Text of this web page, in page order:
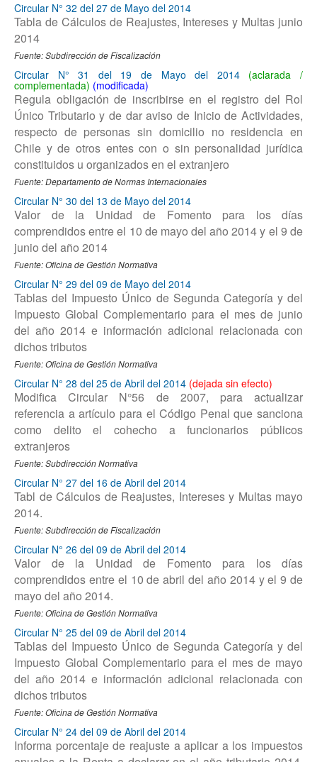
Circular N° 32 del 27 de Mayo del 2014
Tabla de Cálculos de Reajustes, Intereses y Multas junio
2014
Fuente: Subdirección de Fiscalización
Circular N° 31 del 19 de Mayo del 2014
Regula obligación de inscribirse en el registro del Rol
Único Tributario y de dar aviso de Inicio de Actividades,
respecto de personas sin domicilio no residencia en
Chile y de otros entes con o sin personalidad jurídica
constituidos u organizados en el extranjero
Fuente: Departamento de Normas Internacionales
Circular N° 30 del 13 de Mayo del 2014
Valor de la Unidad de Fomento para los días
comprendidos entre el 10 de mayo del año 2014 y el 9 de
junio del año 2014
Fuente: Oficina de Gestión Normativa
Circular N° 29 del 09 de Mayo del 2014
Tablas del Impuesto Único de Segunda Categoría y del
Impuesto Global Complementario para el mes de junio
del año 2014 e información adicional relacionada con
dichos tributos
Fuente: Oficina de Gestión Normativa
Circular N° 28 del 25 de Abril del 2014
Modifica Circular N°56 de 2007, para actualizar
referencia a artículo para el Código Penal que sanciona
como delito el cohecho a funcionarios públicos
extranjeros
Fuente: Subdirección Normativa
Circular N° 27 del 16 de Abril del 2014
Tabl de Cálculos de Reajustes, Intereses y Multas mayo
2014.
Fuente: Subdirección de Fiscalización
Circular N° 26 del 09 de Abril del 2014
Valor de la Unidad de Fomento para los días
comprendidos entre el 10 de abril del año 2014 y el 9 de
mayo del año 2014.
Fuente: Oficina de Gestión Normativa
Circular N° 25 del 09 de Abril del 2014
Tablas del Impuesto Único de Segunda Categoría y del
Impuesto Global Complementario para el mes de mayo
del año 2014 e información adicional relacionada con
dichos tributos
Fuente: Oficina de Gestión Normativa
Circular N° 24 del 09 de Abril del 2014
Informa porcentaje de reajuste a aplicar a los impuestos